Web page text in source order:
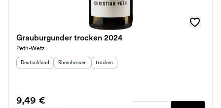
Grauburgunder trocken 2024
Peth-Wetz
Herkunftsland
Deutschland Herkunftsregion :
Rheinhessen Geschmack
trocken
9,49 €